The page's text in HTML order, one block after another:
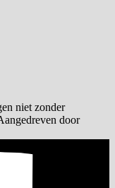
niet zonder
door